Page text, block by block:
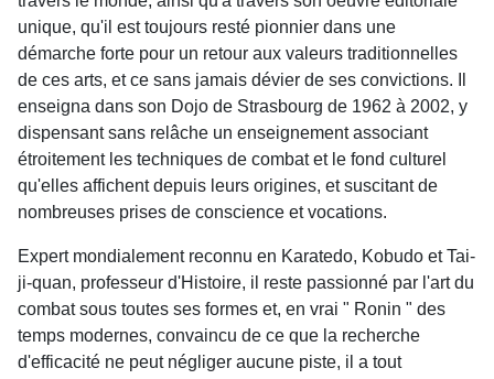
unique, qu'il est toujours resté pionnier dans une
démarche forte pour un retour aux valeurs traditionnelles
de ces arts, et ce sans jamais dévier de ses convictions. Il
enseigna dans son Dojo de Strasbourg de 1962 à 2002, y
dispensant sans relâche un enseignement associant
étroitement les techniques de combat et le fond culturel
qu'elles affichent depuis leurs origines, et suscitant de
nombreuses prises de conscience et vocations.
Expert mondialement reconnu en Karatedo, Kobudo et Tai-
ji-quan, professeur d'Histoire, il reste passionné par l'art du
combat sous toutes ses formes et, en vrai " Ronin " des
temps modernes, convaincu de ce que la recherche
d'efficacité ne peut négliger aucune piste, il a tout